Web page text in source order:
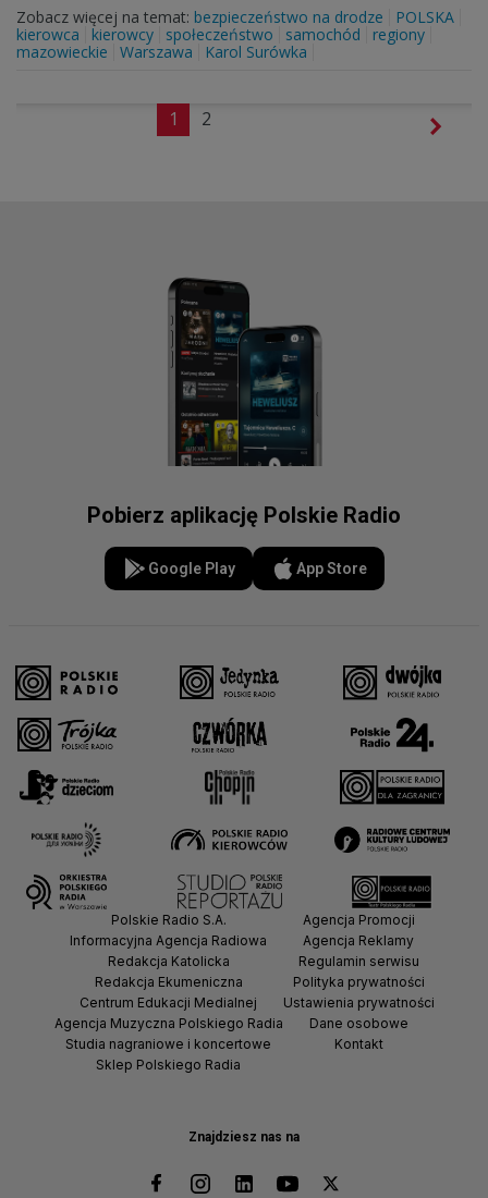
Zobacz więcej na temat: bezpieczeństwo na drodze
POLSKA
kierowca
kierowcy społeczeństwo samochód
regiony
mazowieckie
Warszawa Karol Surówka
1 2
Pobierz aplikację Polskie Radio
Google Play App Store
Znajdziesz nas na
Polskie Radio S.A.
Informacyjna Agencja Radiowa
Redakcja Katolicka
Redakcja Ekumeniczna
Centrum Edukacji Medialnej
Agencja Muzyczna Polskiego Radia
Studia nagraniowe i koncertowe
Sklep Polskiego Radia
Agencja Promocji
Agencja Reklamy
Regulamin serwisu
Polityka prywatności
Ustawienia prywatności
Dane osobowe
Kontakt